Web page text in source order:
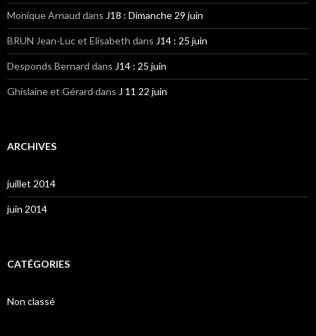
Monique Arnaud dans J18 : Dimanche 29 juin
BRUN Jean-Luc et Elisabeth dans J14 : 25 juin
Desponds Bernard dans J14 : 25 juin
Ghislaine et Gérard dans J 11 22 juin
ARCHIVES
juillet 2014
juin 2014
CATÉGORIES
Non classé